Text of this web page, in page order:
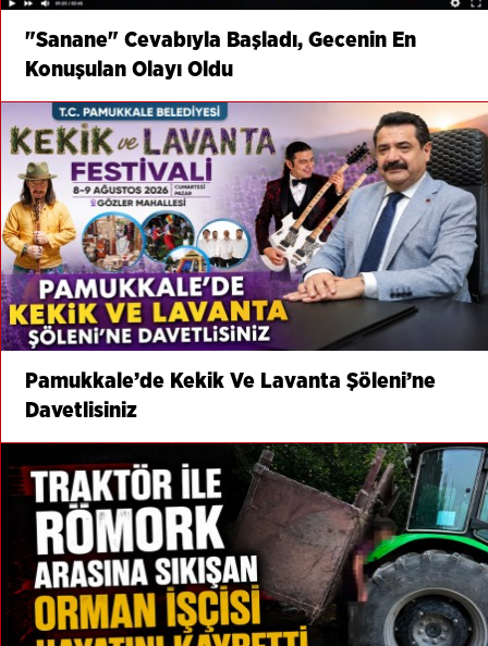
"Sanane" Cevabıyla Başladı, Gecenin En
Konuşulan Olayı Oldu
Pamukkale’de Kekik Ve Lavanta Şöleni’ne
Davetlisiniz